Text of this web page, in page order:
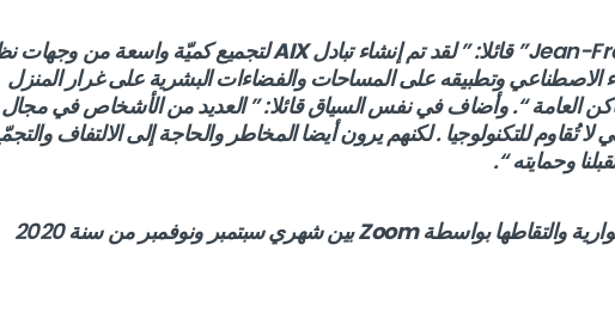
AIXلتجميع كميّة واسعة من وجهات
الاصطناعي وتطبيقه على المساحات والفضاءات البشرية على غرار المنزل
العامة “. وأضاف في نفس السياق قائلا: ” العديد من الأشخاص في مجال
لا تُقاوم للتكنولوجيا . لكنهم يرون أيضا المخاطر والحاجة إلى الالتفاف
وحمايته “.
والتقاطها بواسطةZoom
بين شهري سبتمبر ونوفمبر من سنة 2020